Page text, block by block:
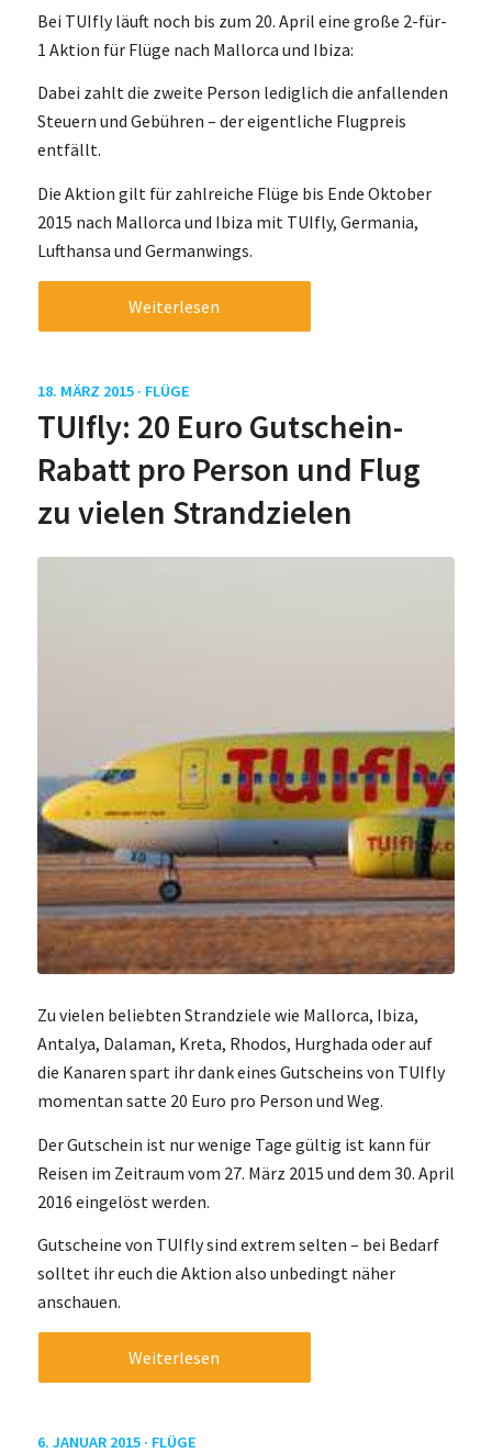
Bei TUIfly läuft noch bis zum 20. April eine große 2-für-
1 Aktion für Flüge nach Mallorca und Ibiza:
Dabei zahlt die zweite Person lediglich die anfallenden
Steuern und Gebühren – der eigentliche Flugpreis
entfällt.
Die Aktion gilt für zahlreiche Flüge bis Ende Oktober
2015 nach Mallorca und Ibiza mit TUIfly, Germania,
Lufthansa und Germanwings.
Weiterlesen
18. MÄRZ 2015 · FLÜGE
TUIfly: 20 Euro Gutschein-
Rabatt pro Person und Flug
zu vielen Strandzielen
Zu vielen beliebten Strandziele wie Mallorca, Ibiza,
Antalya, Dalaman, Kreta, Rhodos, Hurghada oder auf
die Kanaren spart ihr dank eines Gutscheins von TUIfly
momentan satte 20 Euro pro Person und Weg.
Der Gutschein ist nur wenige Tage gültig ist kann für
Reisen im Zeitraum vom 27. März 2015 und dem 30. April
2016 eingelöst werden.
Gutscheine von TUIfly sind extrem selten – bei Bedarf
solltet ihr euch die Aktion also unbedingt näher
anschauen.
Weiterlesen
6. JANUAR 2015 · FLÜGE